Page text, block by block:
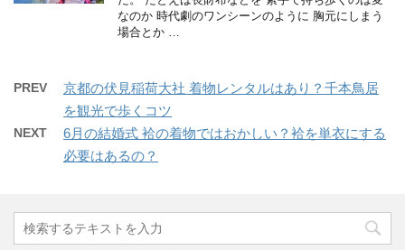
なのか 時代劇のワンシーンのように 胸元にしまう
場合とか …
PREV
京都の伏見稲荷大社 着物レンタルはあり？千本鳥居
を観光で歩くコツ
NEXT
6月の結婚式 袷の着物ではおかしい？袷を単衣にする
必要はあるの？